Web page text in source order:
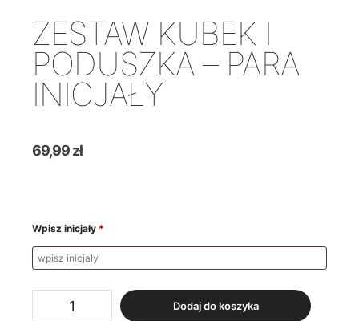
ZESTAW KUBEK I
PODUSZKA – PARA
INICJAŁY
69,99zł
Wpisz inicjały *
Dodaj do koszyka